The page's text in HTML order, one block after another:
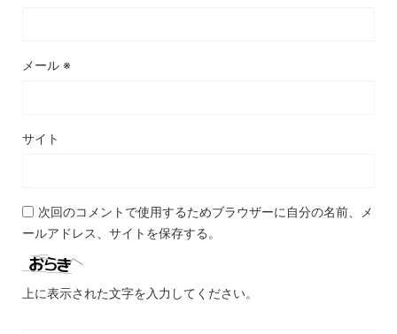
メール ※
サイト
次回のコメントで使用するためブラウザーに自分の名前、メ
ールアドレス、サイトを保存する。
上に表示された文字を入力してください。